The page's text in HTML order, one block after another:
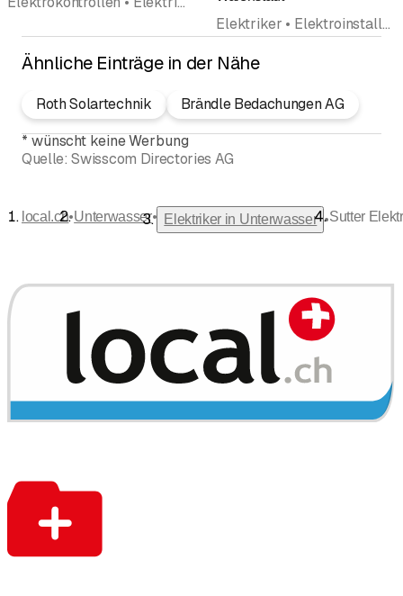
Elektriker • Elektroinstallationsgeschäft • Elektrizitätswerk • Wasserversorgung • Kommunikation • Photovoltaik Solarpanel
Ähnliche Einträge in der Nähe
Roth Solartechnik
Brändle Bedachungen AG
*wünscht keine Werbung
Quelle: Swisscom Directories AG
local.ch•Unterwasser• Elektriker in Unterwasser •Sutter